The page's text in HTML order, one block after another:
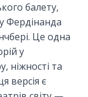
балету,
Фердінанда
Це одна
у
ніжності та
версія є